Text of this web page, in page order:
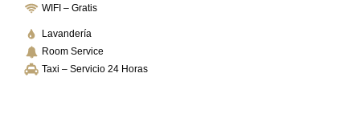
WIFI – Gratis
Lavandería
Room Service
Taxi – Servicio 24 Horas